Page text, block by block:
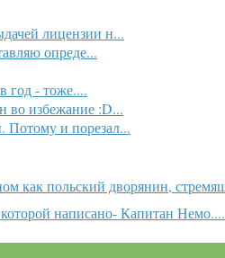
лицензии н...
опреде...
год - тоже....
во избежание :D...
Потому и порезал...
как польский дворянин,
написано- Капитан Немо....